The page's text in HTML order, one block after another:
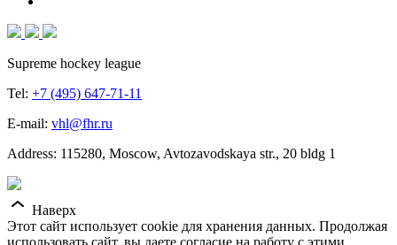
Supreme hockey league
Tel: +7 (495) 647-71-11
E-mail: vhl@fhr.ru
Address: 115280, Moscow, Avtozavodskaya str., 20 bldg 1
Наверх
Этот сайт использует cookie для хранения данных. Продолжая